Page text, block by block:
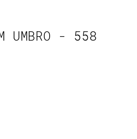
UMBRO - 558